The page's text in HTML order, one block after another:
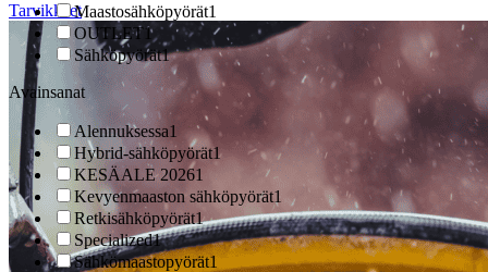
TarvikkeetMaastosähköpyörät1
OUTLET 1
Sähköpyörät1
Avainsanat
Alennuksessa1
Hybrid-sähköpyörät1
KESÄALE 20261
Kevyenmaaston sähköpyörät1
Retkisähköpyörät1
Specialized1
Sähkömaastopyörät1